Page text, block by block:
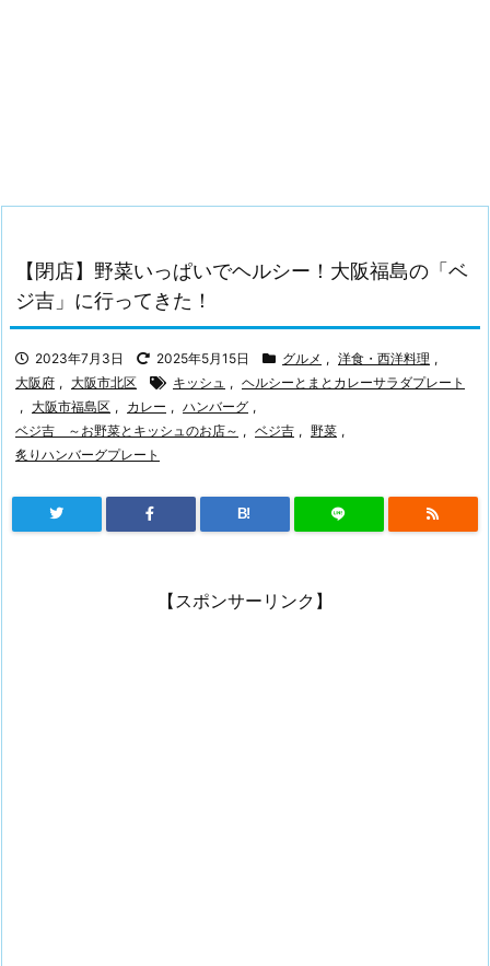
【閉店】野菜いっぱいでヘルシー！大阪福島の「ベ
ジ吉」に行ってきた！
2023年7月3日 2025年5月15日 グルメ , 洋食・西洋料理 ,
大阪府 , 大阪市北区 キッシュ , ヘルシーとまとカレーサラダプレート
, 大阪市福島区 , カレー , ハンバーグ ,
ベジ吉 ～お野菜とキッシュのお店～ , ベジ吉 , 野菜 ,
炙りハンバーグプレート
B!
【スポンサーリンク】